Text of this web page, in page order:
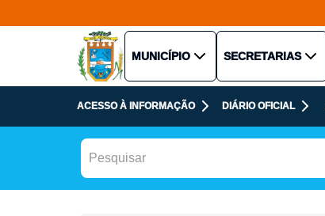
MUNICÍPIO SECRETARIAS
ACESSO À INFORMAÇÃO DIÁRIO OFICIAL